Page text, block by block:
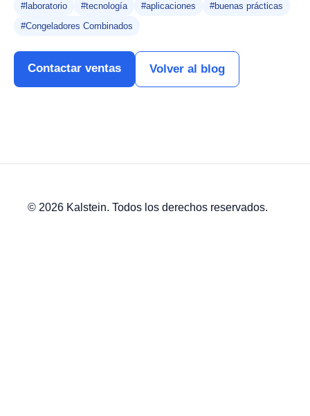
#laboratorio #tecnología #aplicaciones
#buenas prácticas
#Congeladores Combinados
Contactar ventas Volver al blog
© 2026 Kalstein. Todos los derechos reservados.